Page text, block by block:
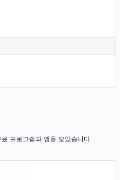
프로그램과 앱을 모았습니다.